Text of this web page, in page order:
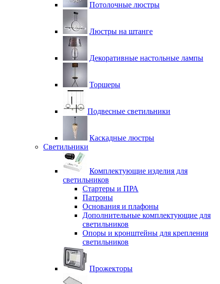
Потолочные люстры
Люстры на штанге
Декоративные настольные лампы
Торшеры
Подвесные светильники
Каскадные люстры
Светильники
Комплектующие изделия для
светильников
Стартеры и ПРА
Патроны
Основания и плафоны
Дополнительные комплектующие для
светильников
Опоры и кронштейны для крепления
светильников
Прожекторы